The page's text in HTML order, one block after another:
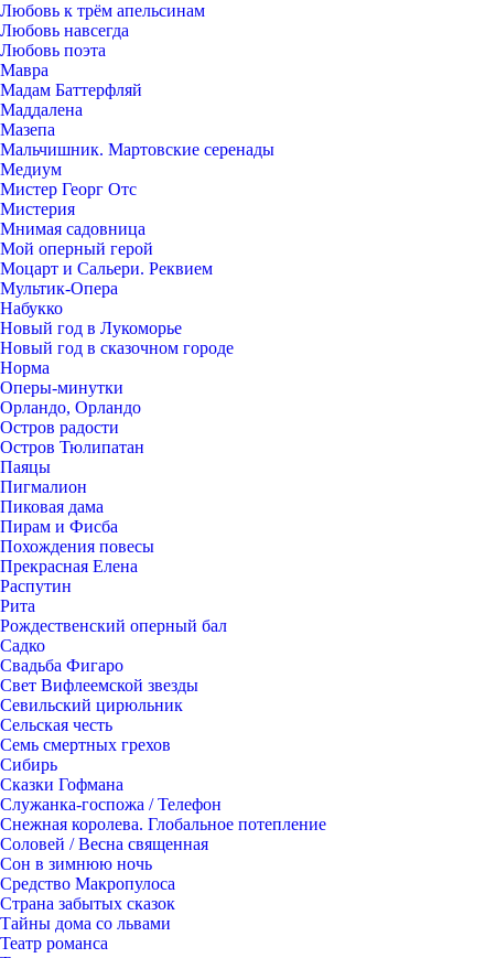
Любовь к трём апельсинам
Любовь навсегда
Любовь поэта
Мавра
Мадам Баттерфляй
Маддалена
Мазепа
Мальчишник. Мартовские серенады
Медиум
Мистер Георг Отс
Мистерия
Мнимая садовница
Мой оперный герой
Моцарт и Сальери. Реквием
Мультик-Опера
Набукко
Новый год в Лукоморье
Новый год в сказочном городе
Норма
Оперы-минутки
Орландо, Орландо
Остров радости
Остров Тюлипатан
Паяцы
Пигмалион
Пиковая дама
Пирам и Фисба
Похождения повесы
Прекрасная Елена
Распутин
Рита
Рождественский оперный бал
Садко
Свадьба Фигаро
Свет Вифлеемской звезды
Севильский цирюльник
Сельская честь
Семь смертных грехов
Сибирь
Сказки Гофмана
Служанка-госпожа / Телефон
Снежная королева. Глобальное потепление
Соловей / Весна священная
Сон в зимнюю ночь
Средство Макропулоса
Страна забытых сказок
Тайны дома со львами
Театр романса